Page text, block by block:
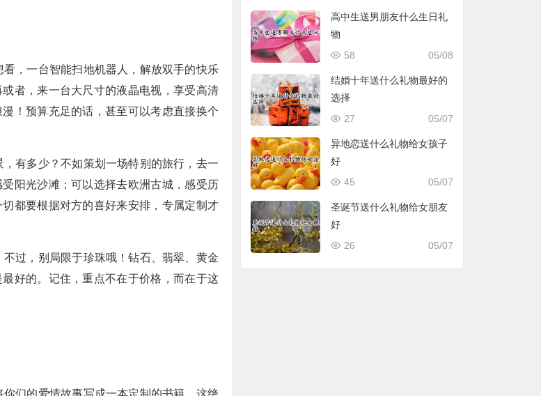
，一台智能扫地机器人，解放双手的快乐
者，来一台大尺寸的液晶电视，享受高清
！预算充足的话，甚至可以考虑直接换个
有多少？不如策划一场特别的旅行，去一
阳光沙滩；可以选择去欧洲古城，感受历
都要根据对方的喜好来安排，专属定制才
过，别局限于珍珠哦！钻石、翡翠、黄金
好的。记住，重点不在于价格，而在于这
们的爱情故事写成一本定制的书籍。这绝
高中生送男朋友什么生日礼
物
05/08
58
结婚十年送什么礼物最好的
选择
05/07
27
异地恋送什么礼物给女孩子
好
05/07
45
圣诞节送什么礼物给女朋友
好
05/07
26